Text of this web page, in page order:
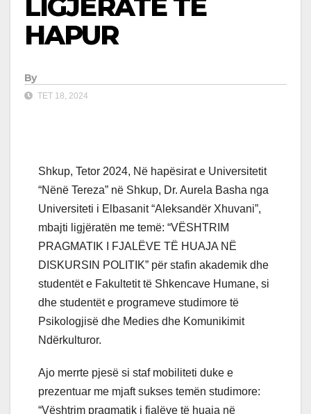
LIGJËRATË TË
HAPUR
By
TET 18, 2024
Shkup, Tetor 2024, Në hapësirat e Universitetit
“Nënë Tereza” në Shkup, Dr. Aurela Basha nga
Universiteti i Elbasanit “Aleksandër Xhuvani”,
mbajti ligjëratën me temë: “VËSHTRIM
PRAGMATIK I FJALËVE TË HUAJA NË
DISKURSIN POLITIK” për stafin akademik dhe
studentët e Fakultetit të Shkencave Humane, si
dhe studentët e programeve studimore të
Psikologjisë dhe Medies dhe Komunikimit
Ndërkulturor.
Ajo merrte pjesë si staf mobiliteti duke e
prezentuar me mjaft sukses temën studimore:
“Vështrim pragmatik i fjalëve të huaja në